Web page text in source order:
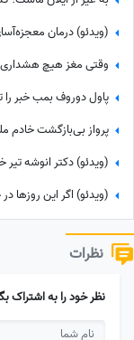
(ویدئو) دکتر انوشه تیر
نظرات
نظر خود را به اشتراک